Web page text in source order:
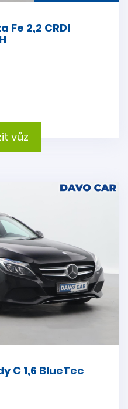
Fe 2,2 CRDI
vůz
C 1,6 BlueTec